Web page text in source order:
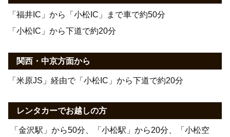
「福井IC」から「小松IC」まで車で約50分
「小松IC」から下道で約20分
関西・中京方面から
「米原JS」経由で「小松IC」から下道で約20分
レンタカーでお越しの方
「金沢駅」から50分、「小松駅」から20分、「小松空